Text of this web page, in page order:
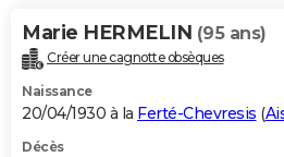
Marie HERMELIN (95 ans)
Créer une cagnotte obsèques
Naissance
20/04/1930 à la Ferté-Chevresis (
Décès